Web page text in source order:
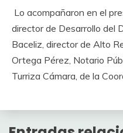
Lo acompañaron en el
director de Desarrollo del
Baceliz, director de Alto
Ortega Pérez, Notario
Turriza Cámara, de la